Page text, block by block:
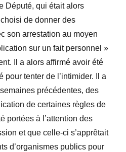
Député, qui était alors
de donner des
son arrestation au moyen
sur un fait personnel »
Il a alors affirmé avoir été
pour tenter de l’intimider. Il a
précédentes, des
de certaines règles de
portées à l’attention des
et que celle-ci s’apprêtait
d’organismes publics pour